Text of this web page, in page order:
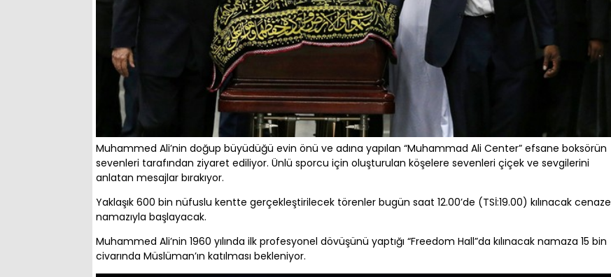
Muhammed Ali’nin doğup büyüdüğü evin önü ve adına yapılan “Muhammad Ali Center” efsane boksörün
sevenleri tarafından ziyaret ediliyor. Ünlü sporcu için oluşturulan köşelere sevenleri çiçek ve sevgilerini
anlatan mesajlar bırakıyor.
Yaklaşık 600 bin nüfuslu kentte gerçekleştirilecek törenler bugün saat 12.00’de (TSİ:19.00) kılınacak cenaze
namazıyla başlayacak.
Muhammed Ali’nin 1960 yılında ilk profesyonel dövüşünü yaptığı “Freedom Hall”da kılınacak namaza 15 bin
civarında Müslüman’ın katılması bekleniyor.